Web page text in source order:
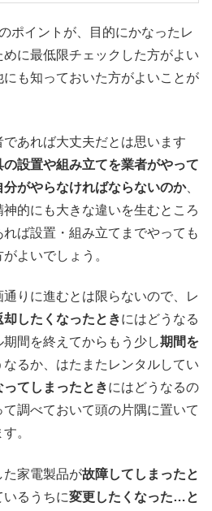
ポイントが、目的にかなったレ
に最低限チェックした方がよい
も知っておいた方がよいことが
あれば大丈夫だとは思います
の設置や組み立てを業者がやって
分がやらなければならないのか、
的にも大きな違いを生むところ
ば設置・組み立てまでやっても
よいでしょう。
りに進むとは限らないので、レ
却したくなったときにはどうなる
間を終えてからもう少し期間を
なるか、はたまたレンタルしてい
てしまったときにはどうなるの
調べておいて頭の片隅に置いて
。
た家電製品が故障してしまったと
るうちに変更したくなった…と